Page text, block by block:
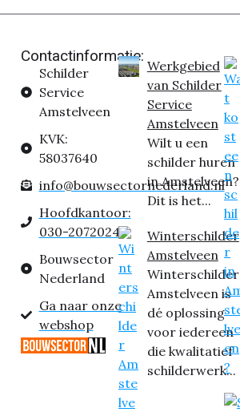
Contactinformatie:
Schilder
Service
Amstelveen
KVK:
58037640
info@bouwsectornederland.nl
Hoofdkantoor:
030-2072024
Bouwsector
Nederland
Ga naar onze
webshop
Werkgebied
van Schilder
Service
Amstelveen
Wilt u een
schilder huren
in Amstelveen?
Dit is het...
Winterschilder
Amstelveen
Winterschilder
Amstelveen is
dé oplossing
voor iedereen
die kwalitatief
schilderwerk...